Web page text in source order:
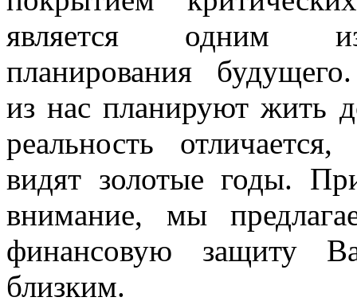
является одним
планирования
из нас планируют жить
реальность
видят золотые годы.
внимание, мы
финансовую защиту
близким.